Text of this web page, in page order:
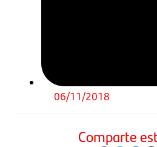
06/11/2018
Comparte